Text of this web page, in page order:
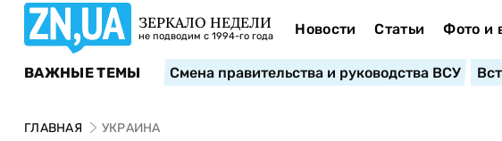
ЗЕРКАЛО НЕДЕЛИ
не подводим с 1994-го года Новости Статьи Фото и
ВАЖНЫЕ ТЕМЫ Смена правительства и руководства ВСУ
ГЛАВНАЯ УКРАИНА